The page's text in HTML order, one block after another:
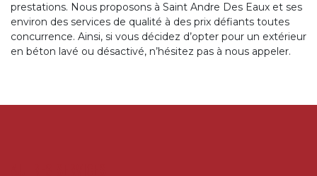
prestations. Nous proposons à Saint Andre Des Eaux et ses
environ des services de qualité à des prix défiants toutes
concurrence. Ainsi, si vous décidez d’opter pour un extérieur
en béton lavé ou désactivé, n’hésitez pas à nous appeler.